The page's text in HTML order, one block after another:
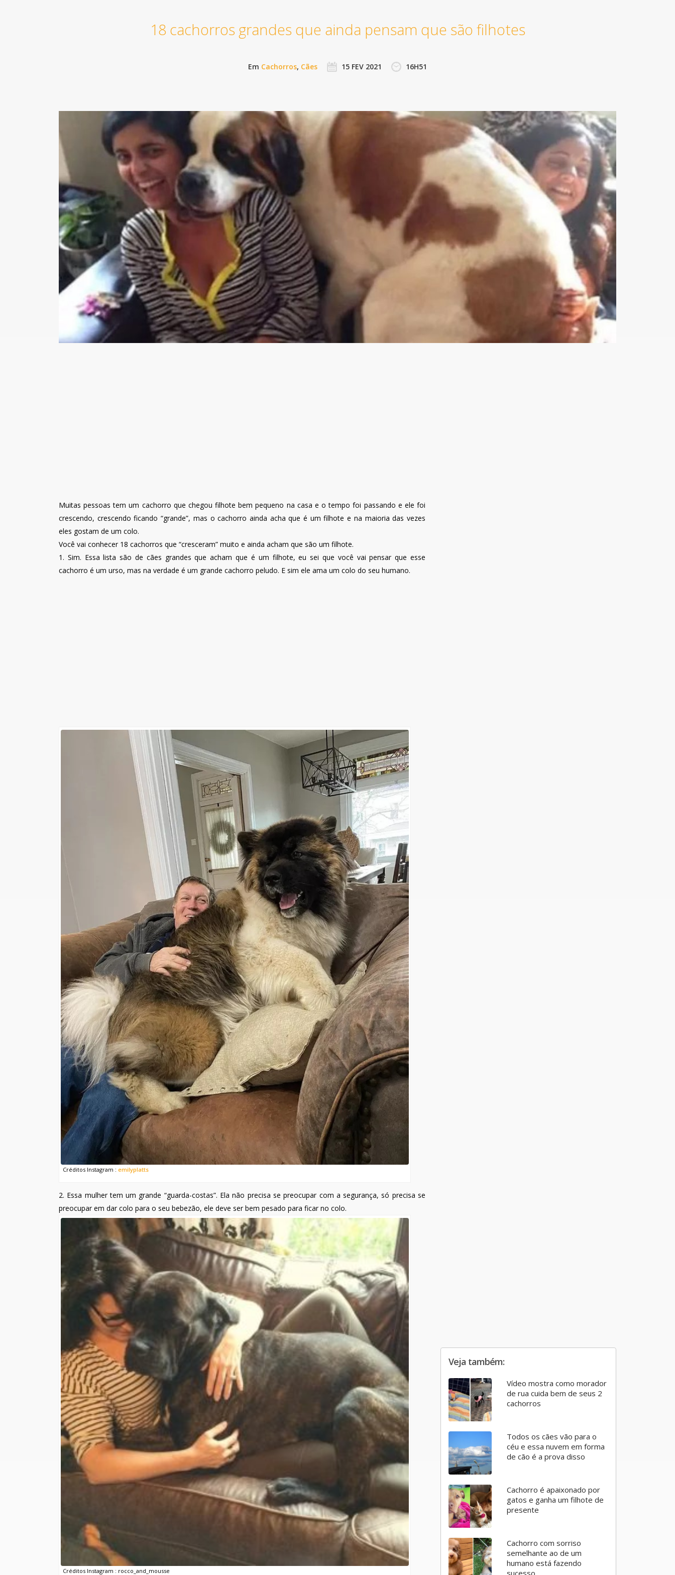
18 cachorros grandes que ainda pensam que são filhotes
Em Cachorros, Cães 15 FEV 2021 16H51
Muitas pessoas tem um cachorro que chegou filhote bem pequeno na casa e o tempo foi passando e ele foi
crescendo, crescendo ficando “grande”, mas o cachorro ainda acha que é um filhote e na maioria das vezes
eles gostam de um colo.
Você vai conhecer 18 cachorros que “cresceram” muito e ainda acham que são um filhote.
1. Sim. Essa lista são de cães grandes que acham que é um filhote, eu sei que você vai pensar que esse
cachorro é um urso, mas na verdade é um grande cachorro peludo. E sim ele ama um colo do seu humano.
Créditos Instagram : emilyplatts
2. Essa mulher tem um grande “guarda-costas”. Ela não precisa se preocupar com a segurança, só precisa se
preocupar em dar colo para o seu bebezão, ele deve ser bem pesado para ficar no colo.
Créditos Instagram : rocco_and_mousse
Veja também:
Vídeo mostra como morador
de rua cuida bem de seus 2
cachorros
Todos os cães vão para o
céu e essa nuvem em forma
de cão é a prova disso
Cachorro é apaixonado por
gatos e ganha um filhote de
presente
Cachorro com sorriso
semelhante ao de um
humano está fazendo